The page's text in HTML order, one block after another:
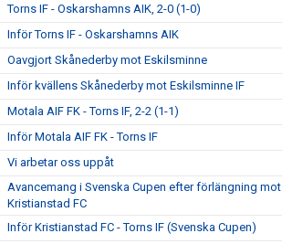
Torns IF - Oskarshamns AIK, 2-0 (1-0)
Inför Torns IF - Oskarshamns AIK
Oavgjort Skånederby mot Eskilsminne
Inför kvällens Skånederby mot Eskilsminne IF
Motala AIF FK - Torns IF, 2-2 (1-1)
Inför Motala AIF FK - Torns IF
Vi arbetar oss uppåt
Avancemang i Svenska Cupen efter förlängning mot
Kristianstad FC
Inför Kristianstad FC - Torns IF (Svenska Cupen)